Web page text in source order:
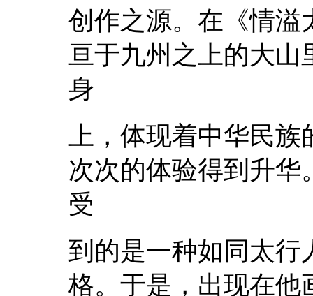
创作之源。在《情溢
亘于九州之上的大
身
上，体现着中华民
次次的体验得到升华
受
到的是一种如同太行
格。于是，出现在他